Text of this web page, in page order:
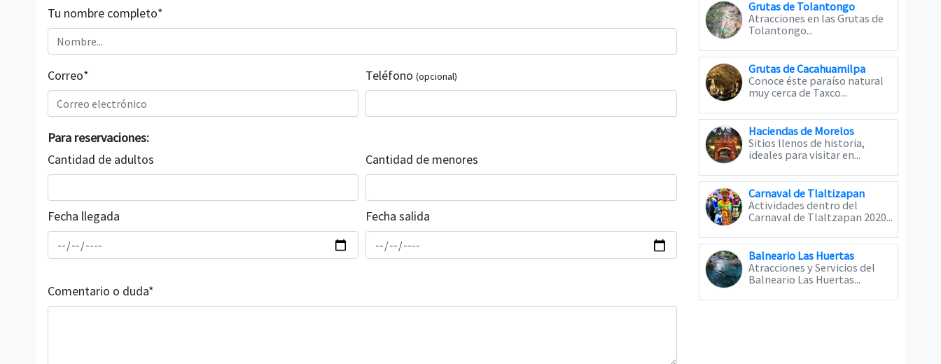
Tu nombre completo*
Correo* Teléfono(opcional)
Para reservaciones:
Cantidad de adultos
Cantidad de menores
Fecha llegada Fecha salida
Comentario o duda*
Grutas de Tolantongo
Atracciones en las Grutas de
Tolantongo...
Grutas de Cacahuamilpa
Conoce éste paraíso natural
muy cerca de Taxco...
Haciendas de Morelos
Sitios llenos de historia,
ideales para visitar en...
Carnaval de Tlaltizapan
Actividades dentro del
Carnaval de Tlaltzapan 2020...
Balneario Las Huertas
Atracciones y Servicios del
Balneario Las Huertas...